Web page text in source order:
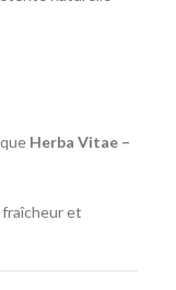
Herba Vitae –
et